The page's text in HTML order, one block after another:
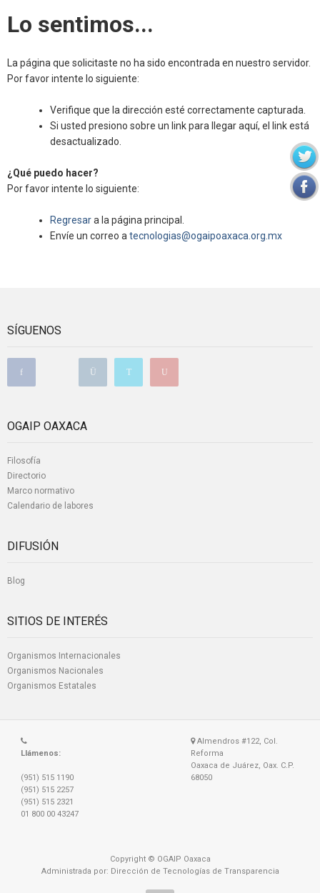
Lo sentimos...
La página que solicitaste no ha sido encontrada en nuestro servidor.
Por favor intente lo siguiente:
Verifique que la dirección esté correctamente capturada.
Si usted presiono sobre un link para llegar aquí, el link está
desactualizado.
¿Qué puedo hacer?
Por favor intente lo siguiente:
Regresara la página principal.
Envíe un correo a tecnologias@ogaipoaxaca.org.mx
SÍGUENOS
OGAIP OAXACA
Filosofía
Directorio
Marco normativo
Calendario de labores
DIFUSIÓN
Blog
SITIOS DE INTERÉS
Organismos Internacionales
Organismos Nacionales
Organismos Estatales
Llámenos:
(951) 515 1190
(951) 515 2257
(951) 515 2321
01 800 00 43247
Almendros #122, Col.
Reforma
Oaxaca de Juárez, Oax. C.P.
68050
Copyright © OGAIP Oaxaca
Administrada por: Dirección de Tecnologías de Transparencia